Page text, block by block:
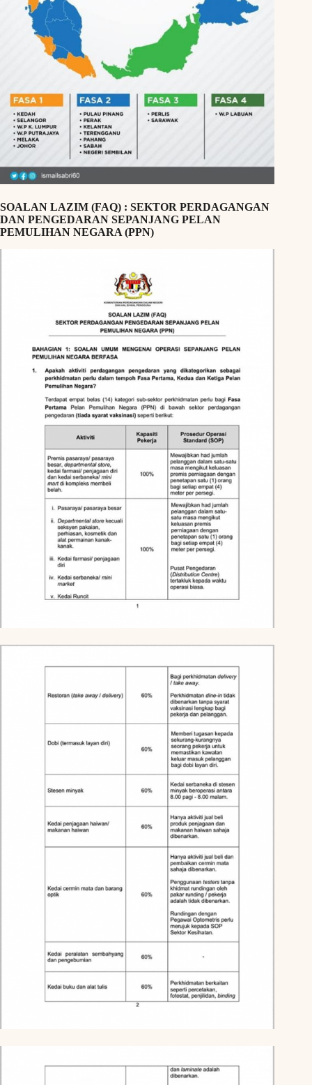
SOALAN LAZIM (FAQ) : SEKTOR PERDAGANGAN
DAN PENGEDARAN SEPANJANG PELAN
PEMULIHAN NEGARA (PPN)